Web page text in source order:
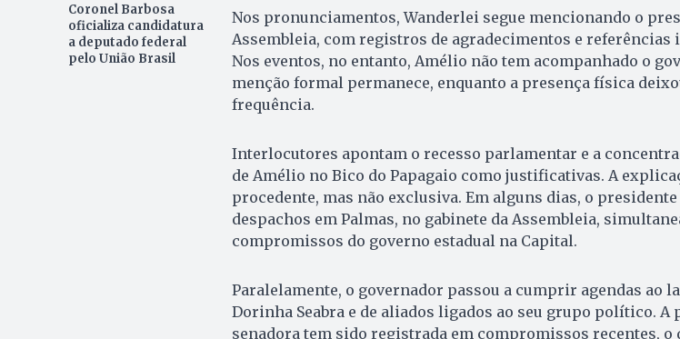
Coronel Barbosa
oficializa candidatura
a deputado federal
pelo União Brasil
Nos pronunciamentos, Wanderlei segue mencionando o
Assembleia, com registros de agradecimentos e
Nos eventos, no entanto, Amélio não tem acompanhado o
menção formal permanece, enquanto a presença física
frequência.
Interlocutores apontam o recesso parlamentar e a
de Amélio no Bico do Papagaio como justificativas. A
procedente, mas não exclusiva. Em alguns dias, o
despachos em Palmas, no gabinete da Assembleia,
compromissos do governo estadual na Capital.
Paralelamente, o governador passou a cumprir agendas ao
Dorinha Seabra e de aliados ligados ao seu grupo político. A
senadora tem sido registrada em compromissos recentes, o